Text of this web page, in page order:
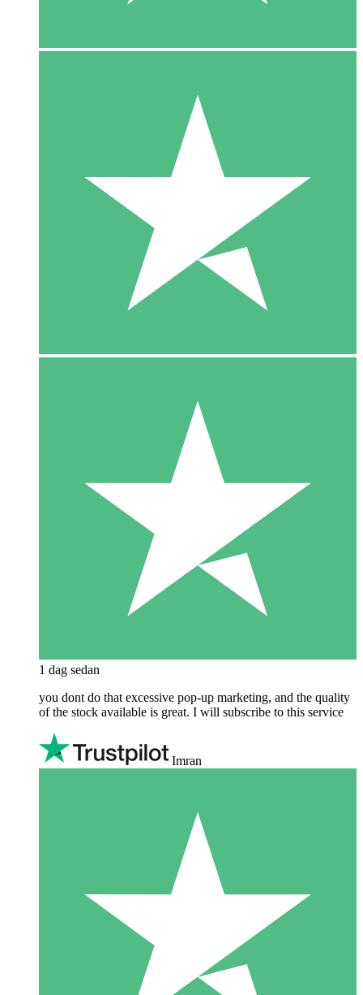
1 dag sedan
you dont do that excessive pop-up marketing, and the quality
of the stock available is great. I will subscribe to this service
Imran